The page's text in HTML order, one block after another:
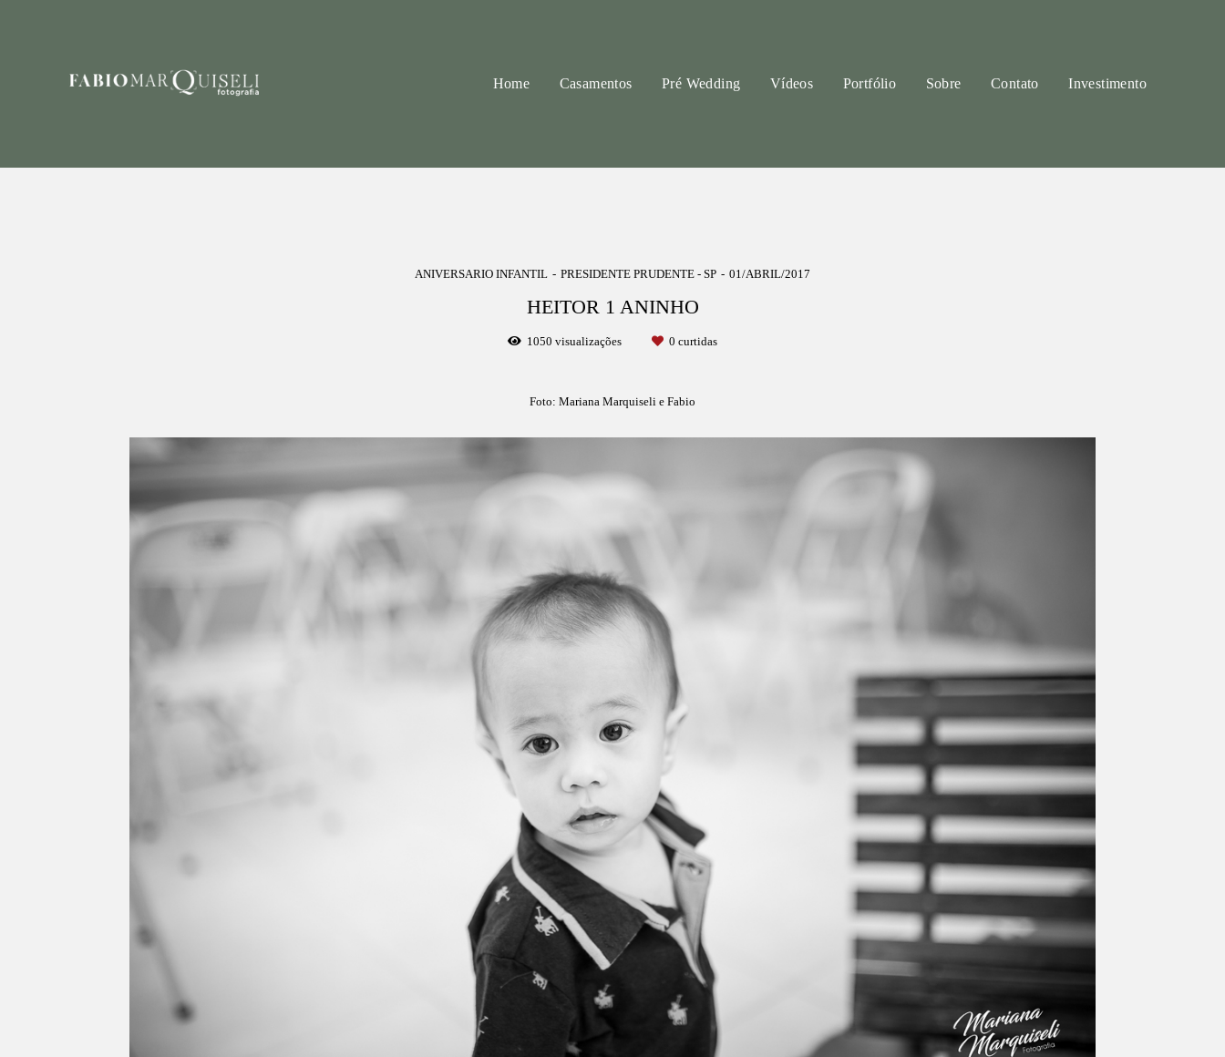
Home Casamentos Pré Wedding Vídeos Portfólio Sobre Contato Investimento
ANIVERSARIO INFANTIL PRESIDENTE PRUDENTE - SP 01/ABRIL/2017
HEITOR 1 ANINHO
1050 visualizações 0 curtidas
Foto: Mariana Marquiseli e Fabio